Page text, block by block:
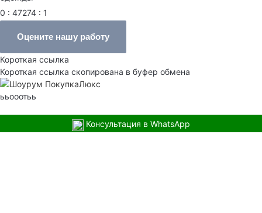
0 : 47274 : 1
Оцените нашу работу
Короткая ссылка
Короткая ссылка скопирована в буфер обмена
ььооотьь
Консультация в WhatsApp